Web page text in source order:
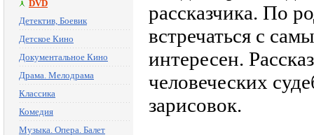
DVD
Детектив, Боевик
Детское Кино
Документальное Кино
Драма. Мелодрама
Классика
Комедия
Музыка. Опера. Балет
рассказчика. По
встречаться с
интересен.
человеческих
зарисовок.